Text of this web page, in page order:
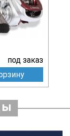
под заказ